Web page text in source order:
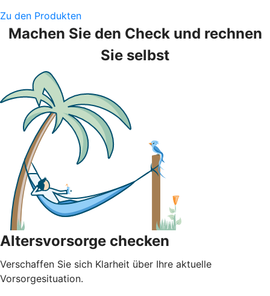
Zu den Produkten
Machen Sie den Check und rechnen
Sie selbst
Altersvorsorge checken
Verschaffen Sie sich Klarheit über Ihre aktuelle
Vorsorgesituation.